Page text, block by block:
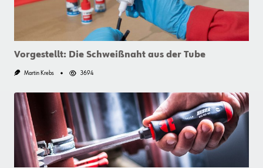
Vorgestellt: Die Schweißnaht aus der Tube
Martin Krebs 3694